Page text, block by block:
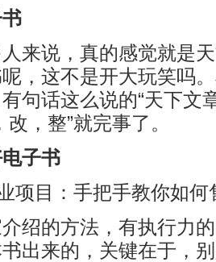
来说，真的感觉就是
，这不是开大玩笑吗
句话这么说的“天下文
，整”就完事了。
子书
绍的方法，有执行力
出来的，关键在于，